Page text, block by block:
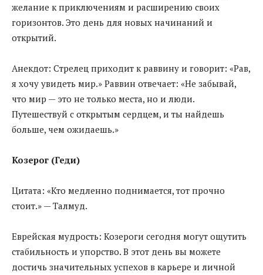
желание к приключениям и расширению своих
горизонтов. Это день для новых начинаний и
открытий.
Анекдот: Стрелец приходит к раввину и говорит: «Рав,
я хочу увидеть мир.» Раввин отвечает: «Не забывай,
что мир — это не только места, но и люди.
Путешествуй с открытым сердцем, и ты найдешь
больше, чем ожидаешь.»
Козерог (Геди)
Цитата: «Кто медленно поднимается, тот прочно
стоит.» — Талмуд.
Еврейская мудрость: Козероги сегодня могут ощутить
стабильность и упорство. В этот день вы можете
достичь значительных успехов в карьере и личной